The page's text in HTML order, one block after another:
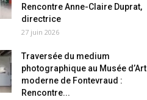
Rencontre Anne-Claire Duprat,
directrice
27 juin 2026
Traversée du medium
photographique au Musée d’Art
moderne de Fontevraud :
Rencontre...